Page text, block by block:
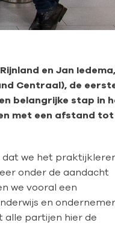
en Jan Iedema,
Centraal), de
belangrijke stap in
met een afstand tot
dat we het
onder de aandacht
we vooral een
en
alle partijen hier de